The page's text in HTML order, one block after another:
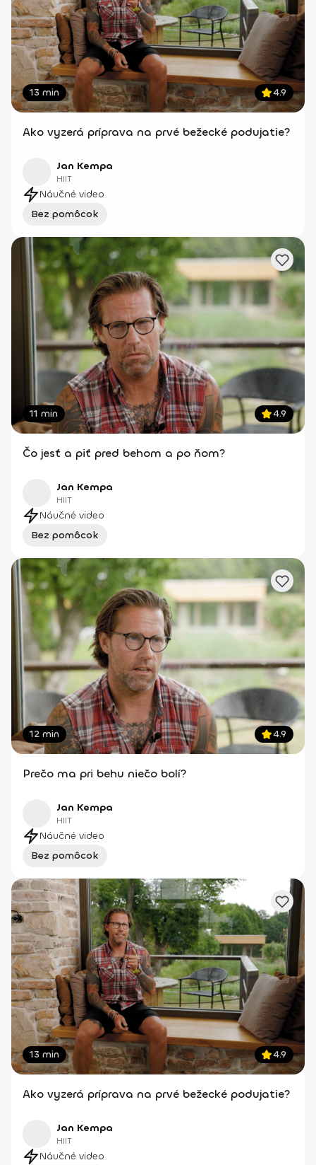
13 min 4.9
Ako vyzerá príprava na prvé bežecké podujatie?
Jan Kempa
HIIT
Náučné video
Bez pomôcok
11 min 4.9
Čo jesť a piť pred behom a po ňom?
Jan Kempa
HIIT
Náučné video
Bez pomôcok
12 min 4.9
Prečo ma pri behu niečo bolí?
Jan Kempa
HIIT
Náučné video
Bez pomôcok
13 min 4.9
Ako vyzerá príprava na prvé bežecké podujatie?
Jan Kempa
HIIT
Náučné video